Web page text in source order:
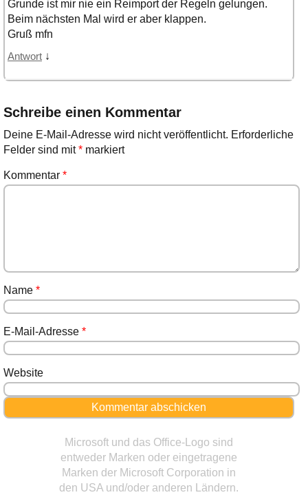
Grunde ist mir nie ein Reimport der Regeln gelungen.
Beim nächsten Mal wird er aber klappen.
Gruß mfn
Antwort ↓
Schreibe einen Kommentar
Deine E-Mail-Adresse wird nicht veröffentlicht. Erforderliche
Felder sind mit*markiert
Kommentar *
Name *
E-Mail-Adresse *
Website
Microsoft und das Office-Logo sind
entweder Marken oder eingetragene
Marken der Microsoft Corporation in
den USA und/oder anderen Ländern.